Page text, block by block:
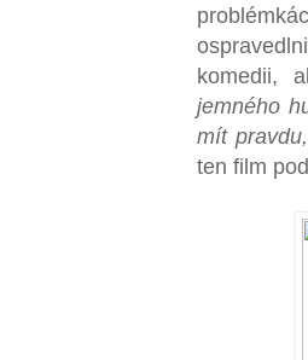
komedii,
jemného
mít
ten film